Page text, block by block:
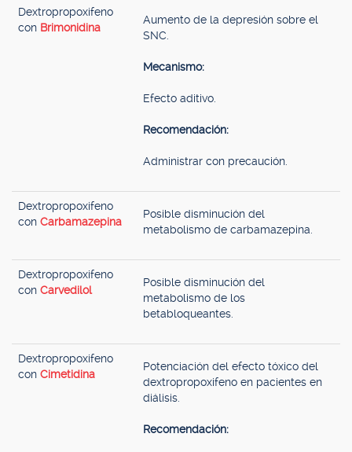
Dextropropoxifeno
con Brimonidina
Aumento de la depresión sobre el
SNC.
Mecanismo:
Efecto aditivo.
Recomendación:
Administrar con precaución.
Dextropropoxifeno
con Carbamazepina
Posible disminución del
metabolismo de carbamazepina.
Dextropropoxifeno
con Carvedilol
Posible disminución del
metabolismo de los
betabloqueantes.
Dextropropoxifeno
con Cimetidina
Potenciación del efecto tóxico del
dextropropoxifeno en pacientes en
diálisis.
Recomendación: